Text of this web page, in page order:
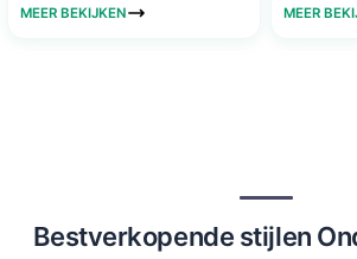
MEER BEKIJKEN MEER
Bestverkopende stijlen